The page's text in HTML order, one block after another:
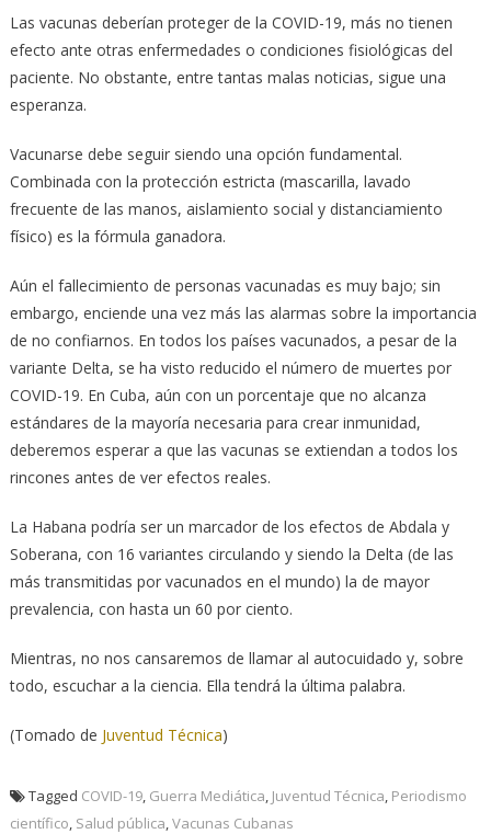
Las vacunas deberían proteger de la COVID-19, más no tienen
efecto ante otras enfermedades o condiciones fisiológicas del
paciente. No obstante, entre tantas malas noticias, sigue una
esperanza.
Vacunarse debe seguir siendo una opción fundamental.
Combinada con la protección estricta (mascarilla, lavado
frecuente de las manos, aislamiento social y distanciamiento
físico) es la fórmula ganadora.
Aún el fallecimiento de personas vacunadas es muy bajo; sin
embargo, enciende una vez más las alarmas sobre la importancia
de no confiarnos. En todos los países vacunados, a pesar de la
variante Delta, se ha visto reducido el número de muertes por
COVID-19. En Cuba, aún con un porcentaje que no alcanza
estándares de la mayoría necesaria para crear inmunidad,
deberemos esperar a que las vacunas se extiendan a todos los
rincones antes de ver efectos reales.
La Habana podría ser un marcador de los efectos de Abdala y
Soberana, con 16 variantes circulando y siendo la Delta (de las
más transmitidas por vacunados en el mundo) la de mayor
prevalencia, con hasta un 60 por ciento.
Mientras, no nos cansaremos de llamar al autocuidado y, sobre
todo, escuchar a la ciencia. Ella tendrá la última palabra.
(Tomado de Juventud Técnica)
Tagged COVID-19, Guerra Mediática Juventud Técnica Periodismo
científico Salud pública Vacunas Cubanas